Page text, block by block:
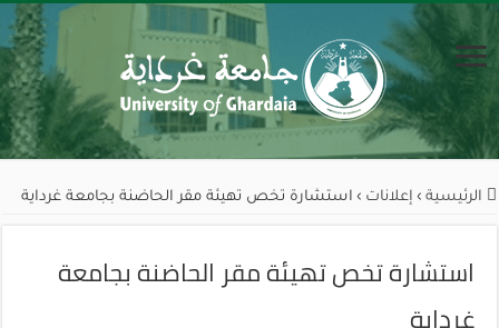
الرئيسية › إعلانات › استشارة تخص تهيئة مقر الحاضنة بجامعة غرداية
استشارة تخص تهيئة مقر الحاضنة بجامعة